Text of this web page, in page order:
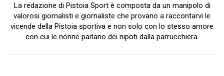
La redazione di Pistoia Sport è composta da un manipolo di
valorosi giornalisti e giornaliste che provano a raccontarvi le
vicende della Pistoia sportiva e non solo con lo stesso amore
con cui le nonne parlano dei nipoti dalla parrucchiera.